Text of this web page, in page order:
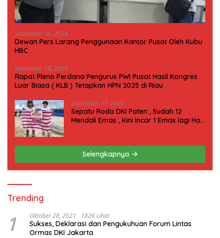
September 30, 2024
Dewan Pers Larang Penggunaan Kantor Pusat Oleh Kubu
HBC
September 18, 2024
Rapat Pleno Perdana Pengurus PWI Pusat Hasil Kongres
Luar Biasa ( KLB ) Tetapkan HPN 2025 di Riau
September 17, 2024
Sepatu Roda DKI Paten , Sudah 12
Mendali Emas , Kini Incar 1 Emas lagi Hari
Selengkapnya
Trending
1 Oktober 28, 2021 1826 Lihat
Sukses, Deklarasi dan Pengukuhuan Forum Lintas
Ormas DKI Jakarta